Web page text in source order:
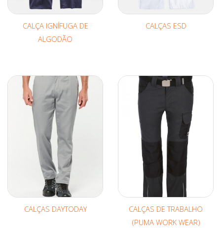
CALÇA IGNÍFUGA DE
ALGODÃO
CALÇAS ESD
CALÇAS DAYTODAY
CALÇAS DE TRABALHO
(PUMA WORK WEAR)